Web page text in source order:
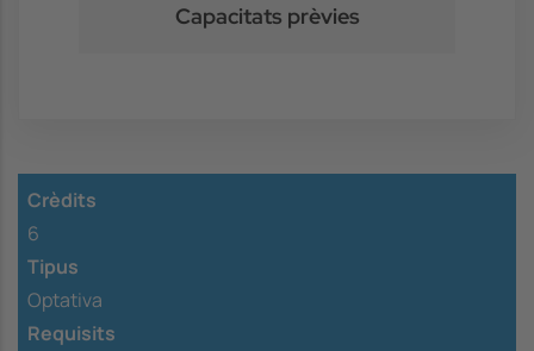
Capacitats prèvies
Crèdits
6
Tipus
Optativa
Requisits